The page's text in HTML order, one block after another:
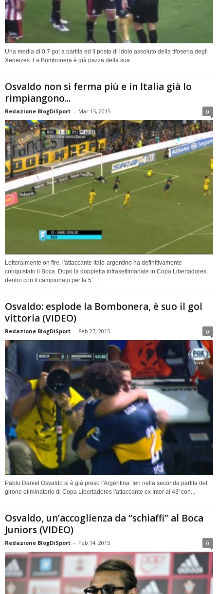
Una media di 0,7 gol a partita ed il posto di idolo assoluto della tifoseria degli
Xeneizes. La Bombonera è già pazza della sua...
Osvaldo non si ferma più e in Italia già lo
rimpiangono...
Redazione BlogDiSport - Mar 15, 2015 0
Letteralmente on fire, l'attaccante italo-argentino ha definitivamente
conquistato il Boca. Dopo la doppietta infrasettimanale in Copa Libertadores
dentro con il campionato per la 5°...
Osvaldo: esplode la Bombonera, è suo il gol
vittoria (VIDEO)
Redazione BlogDiSport - Feb 27, 2015 0
Pablo Daniel Osvaldo si è già preso l'Argentina. Ieri nella seconda partita del
girone eliminatorio di Copa Libertadores l'attaccante ex Inter al 43' con...
Osvaldo, un’accoglienza da “schiaffi” al Boca
Juniors (VIDEO)
Redazione BlogDiSport - Feb 14, 2015 0